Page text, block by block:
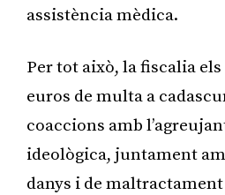
assistència mèdica.
Per tot això, la fiscalia els
euros de multa a
coaccions amb
ideològica, juntament
danys i de maltractament